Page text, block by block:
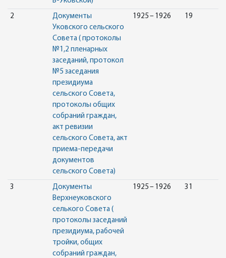
2
Документы
Уковского сельского
Совета ( протоколы
№1,2 пленарных
заседаний, протокол
№5 заседания
президиума
сельского Совета,
протоколы общих
собраний граждан,
акт ревизии
сельского Совета, акт
приема-передачи
документов
сельского Совета)
1925 – 1926 19
3
Документы
Верхнеуковского
селького Совета (
протоколы заседаний
президиума, рабочей
тройки, общих
собраний граждан,
1925 – 1926 31